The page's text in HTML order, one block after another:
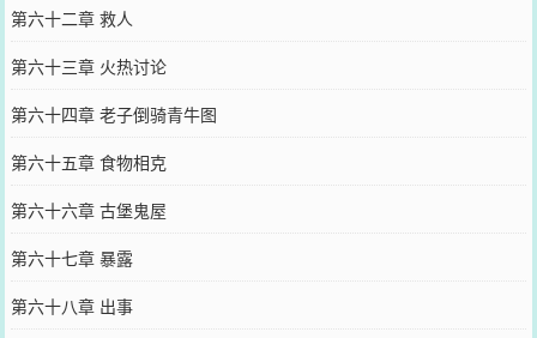
第六十二章 救人
第六十三章 火热讨论
第六十四章 老子倒骑青牛图
第六十五章 食物相克
第六十六章 古堡鬼屋
第六十七章 暴露
第六十八章 出事